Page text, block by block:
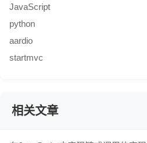
JavaScript
python
aardio
startmvc
相关文章